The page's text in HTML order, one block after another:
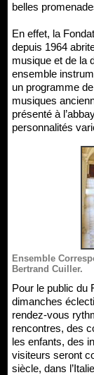
belles
En effet, la
depuis 1964
musique et de la
ensemble
un programme
musiques
présenté à
personnalités
Ensemble
Bertrand Cuiller.
Pour le public du Festival, les samedis thématiques et les
dimanches
rendez-vous
rencontres, des
les enfants, des
visiteurs seront
siècle, dans